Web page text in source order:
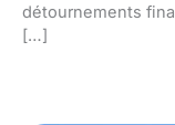
détournements
[…]